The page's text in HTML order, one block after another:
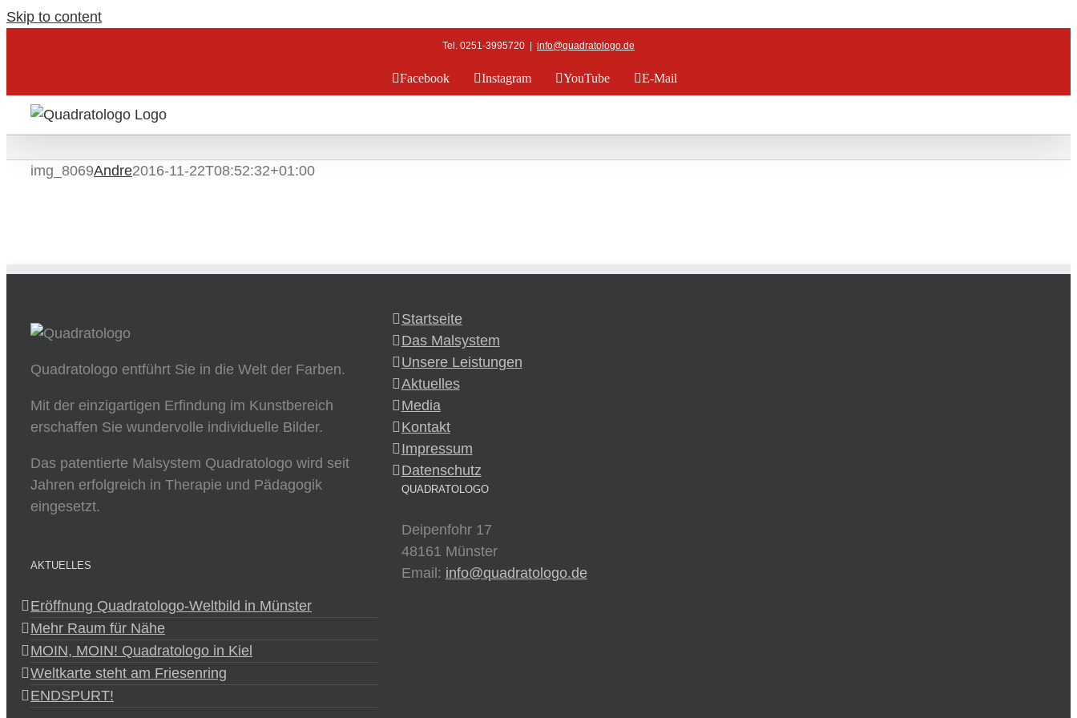
Skip to content
Tel. 0251-3995720 info@quadratologo.de
Facebook Instagram YouTube E-Mail
img_8069Andre2016-11-22T08:52:32+01:00
Quadratologo entführt Sie in die Welt der Farben.
Mit der einzigartigen Erfindung im Kunstbereich
erschaffen Sie wundervolle individuelle Bilder.
Das patentierte Malsystem Quadratologo wird seit
Jahren erfolgreich in Therapie und Pädagogik
eingesetzt.
AKTUELLES
Eröffnung Quadratologo-Weltbild in Münster
Mehr Raum für Nähe
MOIN, MOIN! Quadratologo in Kiel
Weltkarte steht am Friesenring
ENDSPURT!
Startseite
Das Malsystem
Unsere Leistungen
Aktuelles
Media
Kontakt
Impressum
Datenschutz
QUADRATOLOGO
Deipenfohr 17
48161 Münster
Email: info@quadratologo.de